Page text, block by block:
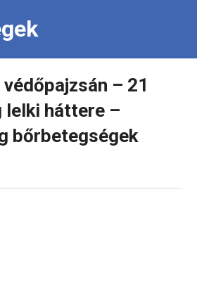
– 21
lelki háttere –
bőrbetegségek